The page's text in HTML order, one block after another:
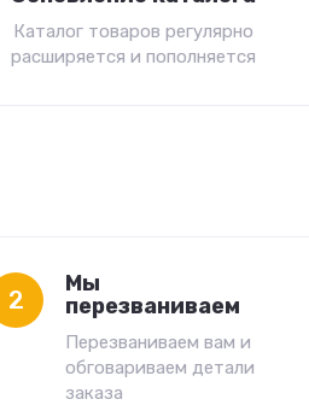
Каталог товаров регулярно
расширяется и пополняется
2
Мы
перезваниваем
Перезваниваем вам и
обговариваем детали
заказа